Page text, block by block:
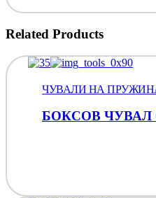
Related Products
БОКСОВ ЧУВАЛ С
ЧУВАЛИ НА